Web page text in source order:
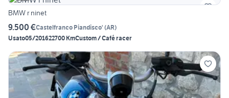
BMW r ninet
9.500 €Castelfranco Piandisco' (AR)
Usato05/201622700 KmCustom / Café racer